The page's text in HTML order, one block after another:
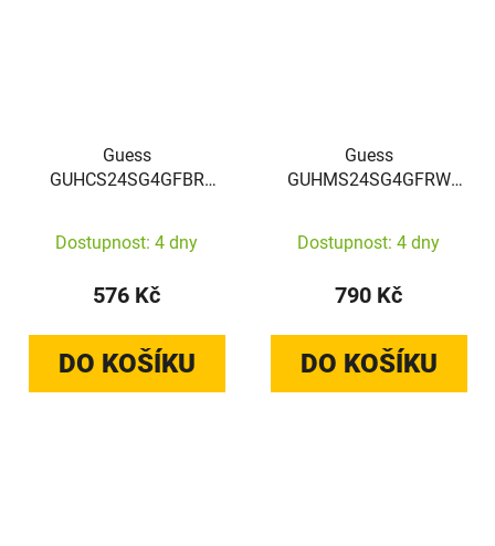
Guess
GUHCS24SG4GFBR
Logo brown
Dostupnost: 4 dny
576 Kč
DO KOŠÍKU
Guess
GUHMS24SG4GFRW
Leather Metal Logo
Dostupnost: 4 dny
790 Kč
DO KOŠÍKU